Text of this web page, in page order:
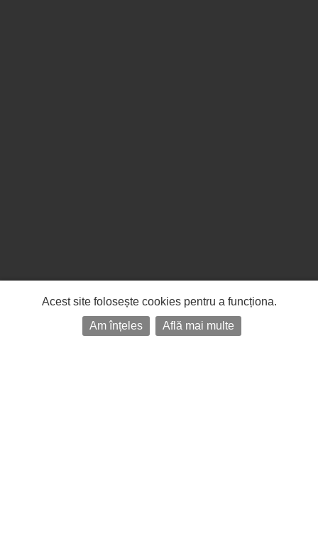
Acest site folosește cookies pentru a funcționa.
Am înțeles
Află mai multe